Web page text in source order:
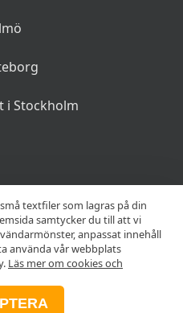
i Stockholm
textfiler som lagras på din
samtycker du till att vi
anpassat innehåll
använda vår webbplats
Läs mer om cookies och